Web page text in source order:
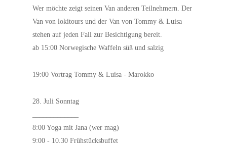
Wer möchte zeigt seinen Van anderen Teilnehmern. Der
Van von lokitours und der Van von Tommy & Luisa
stehen auf jeden Fall zur Besichtigung bereit.
ab 15:00 Norwegische Waffeln süß und salzig
19:00 Vortrag Tommy & Luisa - Marokko
28. Juli Sonntag
8:00 Yoga mit Jana (wer mag)
9:00 - 10.30 Frühstücksbuffet